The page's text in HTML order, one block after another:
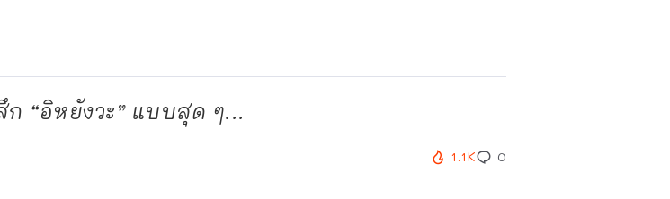
“อิหยังวะ” แบบสุด ๆ...
1.1K 0